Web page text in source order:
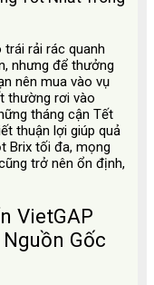
rải rác quanh
nhưng để thưởng
nên mua vào vụ
thường rơi vào
tháng cận Tết
thuận lợi giúp quả
Brix tối đa, mọng
trở nên ổn định,
VietGAP
Gốc